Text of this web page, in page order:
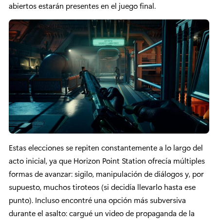
abiertos estarán presentes en el juego final.
Estas elecciones se repiten constantemente a lo largo del
acto inicial, ya que Horizon Point Station ofrecía múltiples
formas de avanzar: sigilo, manipulación de diálogos y, por
supuesto, muchos tiroteos (si decidía llevarlo hasta ese
punto). Incluso encontré una opción más subversiva
durante el asalto: cargué un video de propaganda de la